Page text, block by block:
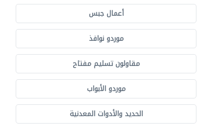
أعمال جبس
موردو نوافذ
مقاولون تسليم مفتاح
موردو الأبواب
الحديد والأدوات المعدنية